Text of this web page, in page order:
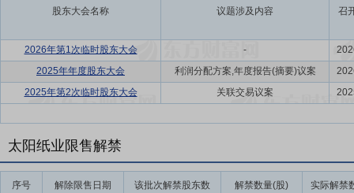
股东大会名称 议题涉及内容 召
2026年第1次临时股东大会 -
2025年年度股东大会
利润分配方案,年度报告(摘要)议案
2025年第2次临时股东大会
关联交易议案
太阳纸业限售解禁
序号 解除限售日期 该批次解禁股东数 解禁数量(股) 实际解禁